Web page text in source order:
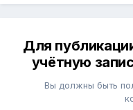
Для
учётную
Вы должны быть